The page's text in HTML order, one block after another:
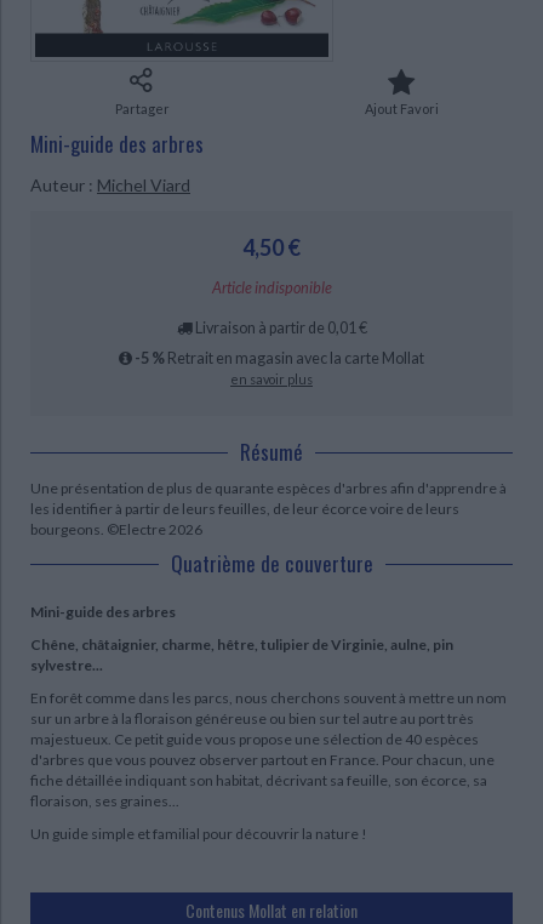
Bibliothèque de la Pléiade Critique et histoire littéraire
Classiques scolaires Littérature ancienne et médiévale
Littérature de voyage Audio - Livres lus
Ecologie - Environnement
Histoire de France
Histoire des pays
Histoire ancienne
Culture scientifique
Danse
Partager Ajout Favori
Mini-guide des arbres
Auteur : Michel Viard
4,50 €
Article indisponible
Livraison à partir de 0,01 €
-5 % Retrait en magasin avec la carte Mollat
en savoir plus
Résumé
Une présentation de plus de quarante espèces d'arbres afin d'apprendre à
les identifier à partir de leurs feuilles, de leur écorce voire de leurs
bourgeons. ©Electre 2026
Quatrième de couverture
Mini-guide des arbres
Chêne, châtaignier, charme, hêtre, tulipier de Virginie, aulne, pin
sylvestre...
En forêt comme dans les parcs, nous cherchons souvent à mettre un nom
sur un arbre à la floraison généreuse ou bien sur tel autre au port très
majestueux. Ce petit guide vous propose une sélection de 40 espèces
d'arbres que vous pouvez observer partout en France. Pour chacun, une
fiche détaillée indiquant son habitat, décrivant sa feuille, son écorce, sa
floraison, ses graines...
Un guide simple et familial pour découvrir la nature !
Contenus Mollat en relation